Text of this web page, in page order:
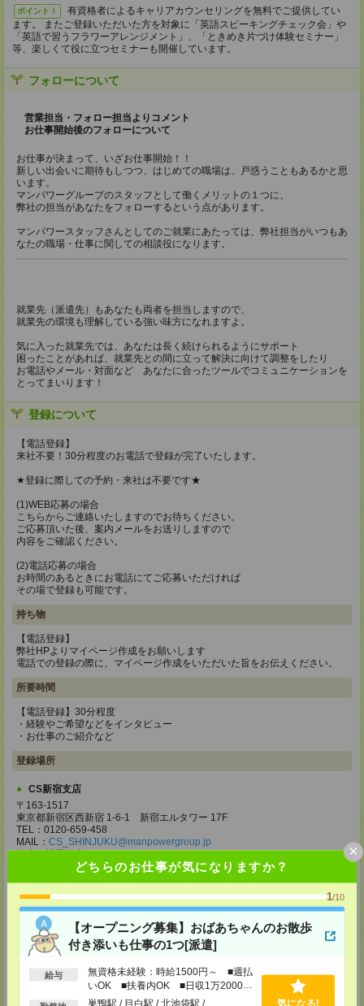
どちらのお仕事が気になりますか？
1/10
【オープニング募集】おばあちゃんのお散歩
付き添いも仕事の1つ[派遣]
給与
無資格未経験：時給1500円～ ■週払
いOK ■扶養内OK ■日収1万2000円
以上
巣鴨駅 / 目白駅 / 北池袋駅 / … 気になる!
×
ポイント！
有資格者によるキャリアカウンセリングを無料でご提供してい
ます。 またご登録いただいた方を対象に「英語スピーキングチェック会」や
「英語で習うフラワーアレンジメント」、「ときめき片づけ体験セミナー」
等、楽しくて役に立つセミナーも開催しています。
フォローについて
営業担当・フォロー担当よりコメント
お仕事開始後のフォローについて
お仕事が決まって、いざお仕事開始！！
新しい出会いに期待もしつつ、はじめての職場は、戸惑うこともあるかと思
います。
マンパワーグループのスタッフとして働くメリットの１つに、
弊社の担当があなたをフォローするという点があります。
マンパワースタッフさんとしてのご就業にあたっては、弊社担当がいつもあ
なたの職場・仕事に関しての相談役になります。
就業先（派遣先）もあなたも両者を担当しますので、
就業先の環境も理解している強い味方になれますよ。
気に入った就業先では、あなたは長く続けられるようにサポート
困ったことがあれば、就業先との間に立って解決に向けて調整をしたり
お電話やメール・対面など あなたに合ったツールでコミュニケーションを
とってまいります！
登録について
【電話登録】
来社不要！30分程度のお電話で登録が完了いたします。
★登録に際しての予約・来社は不要です★
(1)WEB応募の場合
こちらからご連絡いたしますのでお待ちください。
ご応募頂いた後、案内メールをお送りしますので
内容をご確認ください。
(2)電話応募の場合
お時間のあるときにお電話にてご応募いただければ
その場で登録も可能です。
持ち物
【電話登録】
弊社HPよりマイページ作成をお願いします
電話での登録の際に、マイページ作成をいただいた旨をお伝えください。
所要時間
【電話登録】30分程度
・経験やご希望などをインタビュー
・お仕事のご紹介など
登録場所
CS新宿支店
〒163-1517
東京都新宿区西新宿 1-6-1 新宿エルタワー 17F
TEL：0120-659-458
MAIL： CS_SHINJUKU@manpowergroup.jp
担当：採用担当
〒190-0012
東京都立川市曙町2-34-7 ファーレイーストビル 8F
TEL：0120-659-460
MAIL：CS_TACHIKAWA@manpowergroup.jp
担当：採用担当
CS横浜支店
神奈川県横浜市西区みなとみらい 2-2-1 横浜ランドマークタワー36F